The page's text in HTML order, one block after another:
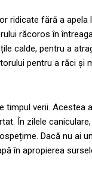
ridicate fără a apela
răcoros în
calde, pentru a
pentru a răci și
verii. Acestea
În zilele
Dacă nu ai
în apropierea